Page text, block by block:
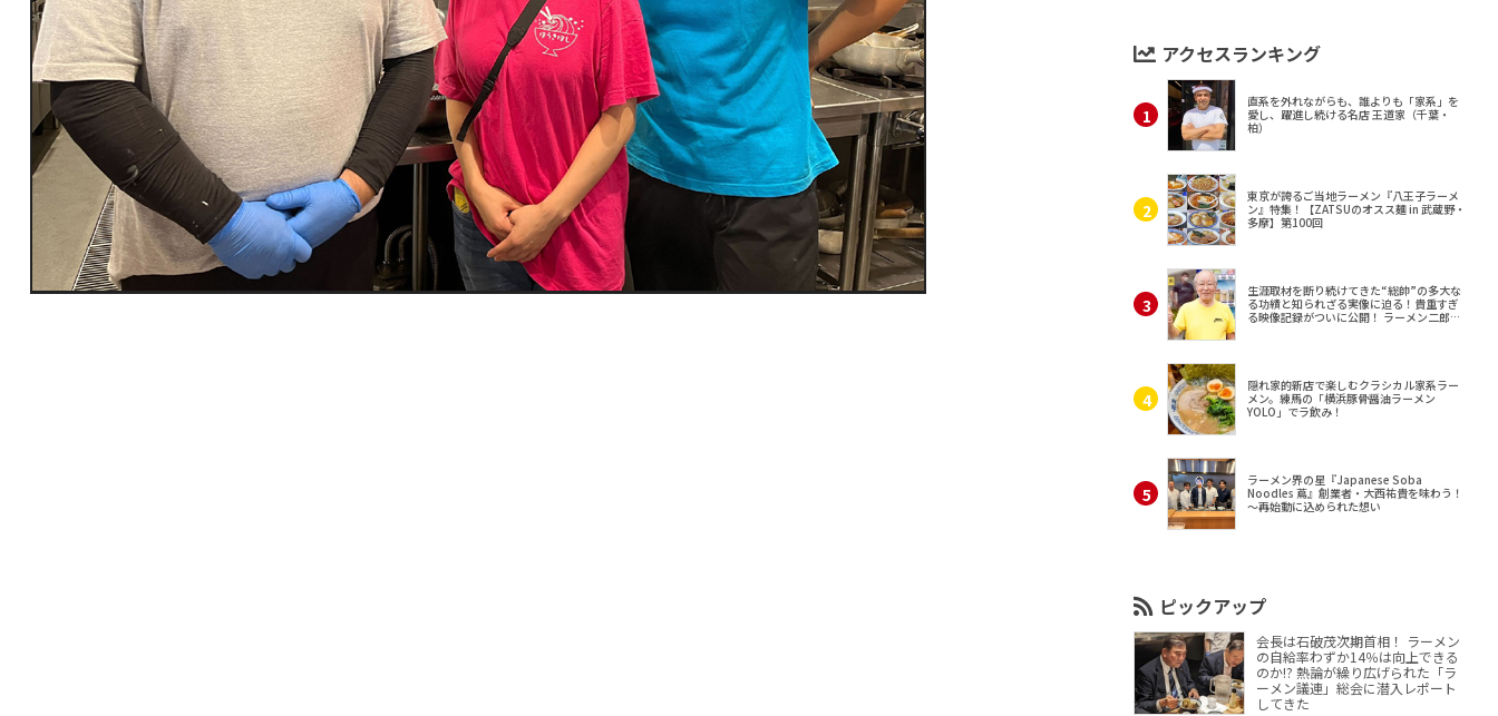
アクセスランキング
直系を外れながらも、誰よりも「家系」を
愛し、躍進し続ける名店 王道家（千葉・
柏）
東京が誇るご当地ラーメン『八王子ラーメ
ン』特集！【ZATSUのオスス麺 in 武蔵野・
多摩】第100回
生涯取材を断り続けてきた“総帥”の多大な
る功績と知られざる実像に迫る！貴重すぎ
る映像記録がついに公開！ ラーメン二郎
隠れ家的新店で楽しむクラシカル家系ラー
メン。練馬の「横浜豚骨醤油ラーメン
YOLO」でラ飲み！
ラーメン界の星『Japanese Soba
Noodles 蔦』創業者・大西祐貴を味わう！
～再始動に込められた想い
ピックアップ
会長は石破茂次期首相！ ラーメン
の自給率わずか14％は向上できる
のか!? 熱論が繰り広げられた「ラ
ーメン議連」総会に潜入レポート
してきた